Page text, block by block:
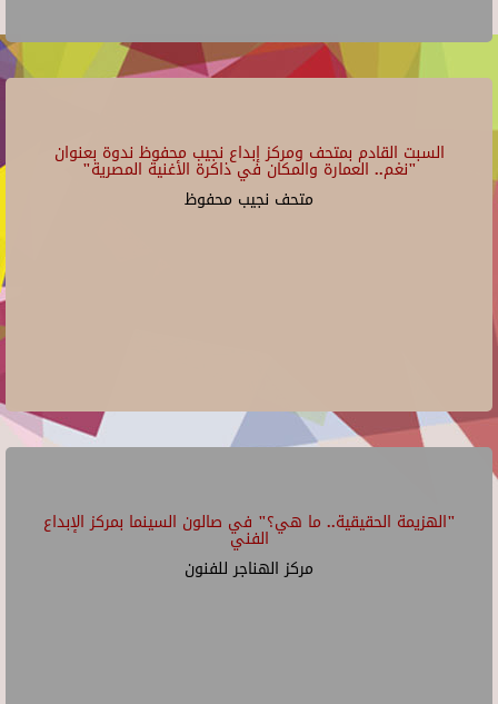
السبت القادم بمتحف ومركز إبداع نجيب محفوظ ندوة بعنوان
"نغم.. العمارة والمكان في ذاكرة الأغنية المصرية"
متحف نجيب محفوظ
"الهزيمة الحقيقية.. ما هي؟" في صالون السينما بمركز الإبداع
الفني
مركز الهناجر للفنون